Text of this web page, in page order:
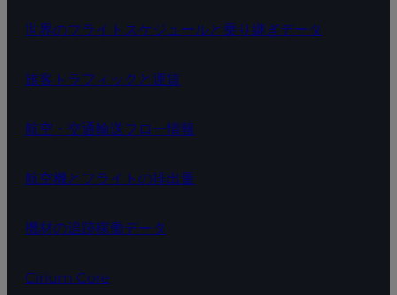
世界のフライトスケジュールと乗り継ぎデータ
旅客トラフィックと運賃
航空・交通輸送フロー情報
航空機とフライトの排出量
機材の追跡稼働データ
Cirium Core